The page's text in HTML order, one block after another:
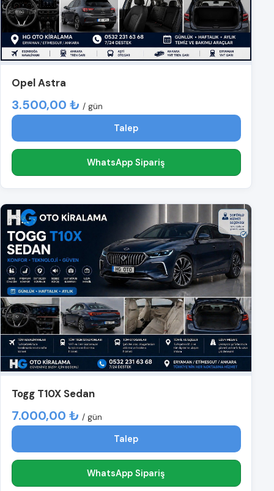
Opel Astra
3.500,00 ₺ / gün
Talep
WhatsApp Sipariş
Togg T10X Sedan
7.000,00 ₺ / gün
Talep
WhatsApp Sipariş